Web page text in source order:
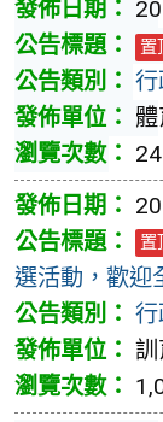
置
行
體
置
選活動，歡迎
行
訓